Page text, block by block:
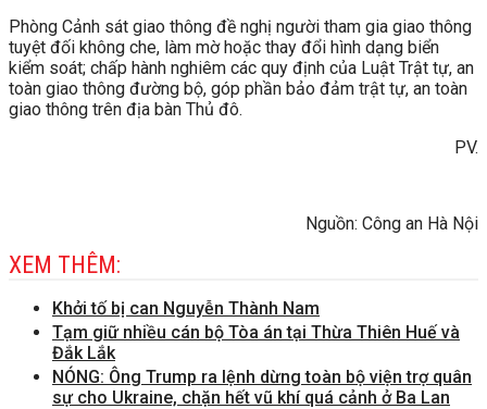
Phòng Cảnh sát giao thông đề nghị người tham gia giao thông
tuyệt đối không che, làm mờ hoặc thay đổi hình dạng biển
kiểm soát; chấp hành nghiêm các quy định của Luật Trật tự, an
toàn giao thông đường bộ, góp phần bảo đảm trật tự, an toàn
giao thông trên địa bàn Thủ đô.
PV.
Nguồn: Công an Hà Nội
XEM THÊM:
Khởi tố bị can Nguyễn Thành Nam
Tạm giữ nhiều cán bộ Tòa án tại Thừa Thiên Huế và
Đắk Lắk
NÓNG: Ông Trump ra lệnh dừng toàn bộ viện trợ quân
sự cho Ukraine, chặn hết vũ khí quá cảnh ở Ba Lan